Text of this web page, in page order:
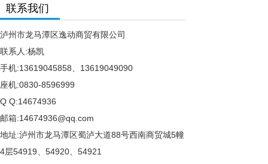
联系我们
泸州市龙马潭区逸动商贸有限公司
联系人:杨凯
手机:13619045858、13619049090
座机:0830-8596999
Q Q:14674936
邮箱:14674936@qq.com
地址:泸州市龙马潭区蜀泸大道88号西南商贸城5幢
4层54919、54920、54921